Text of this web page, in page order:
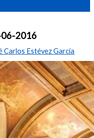
06-2016
Carlos Estévez García